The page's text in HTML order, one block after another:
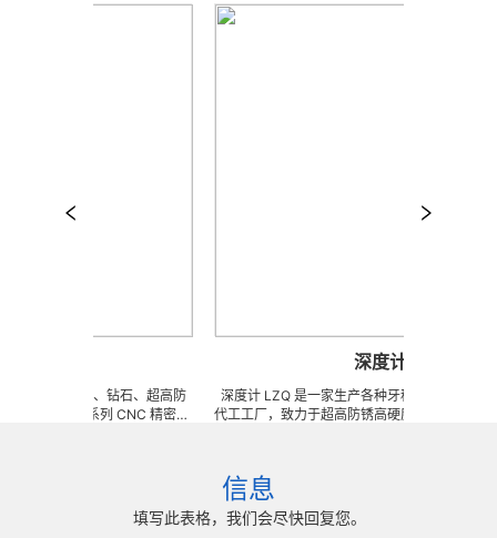
瓷、钨钢、钻石、超高防
、钛等系列 CNC 精密刀
深度计
深度计 LZQ 是一家生产各种牙科种植工具部件的
代工工厂，致力于超高防锈高硬度高耐磨、高刚性、
精密技术生产加工能力，实现高效率，低成本的应
我们专业为客户生产成套手术工具。 有大量现货，
来图来样任意定制各种牙科种植工具部件，而且性价
高。
信息
填写此表格，我们会尽快回复您。